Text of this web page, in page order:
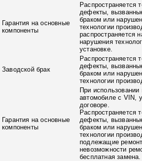
Гарантия на основные
компоненты
Распространяется
дефекты,
браком или
технологии
распространяется
нарушения
установке.
Заводской брак
Распространяется
дефекты,
браком или
технологии
Гарантия на основные
компоненты
При использовании
автомобиле с VIN,
договоре.
Распространяется
дефекты,
браком или
технологии
подлежащие
невозможности
бесплатная замена.